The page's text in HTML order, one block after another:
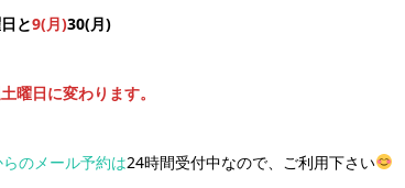
と9(月)30(月)
曜日に変わります。
らのメール予約は24時間受付中なので、ご利用下さい